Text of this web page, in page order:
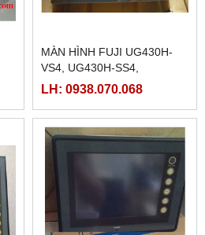
MÀN HÌNH FUJI UG430H-
VS4, UG430H-SS4,
UG430H-TS4
LH: 0938.070.068